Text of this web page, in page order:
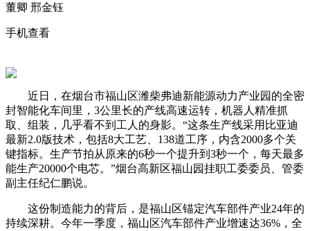
董卿 邢金钰
手机查看
近日，在烟台市福山区潍柴弗迪新能源动力产业园的全密
封智能化车间里，3公里长的产线高速运转，机器人精准抓
取、组装，几乎看不到工人的身影。“这条生产线采用比亚迪
最新2.0版技术，包括8大工艺、138道工序，内含2000多个关
键指标。生产节拍从原来的6秒一个提升到3秒一个，每天最多
能生产20000个电芯。”烟台高新区福山园挂职工委委员、管委
副主任纪仁鹏说。
这份制造能力的背后，是福山区锚定汽车部件产业24年的
持续深耕。今年一季度，福山区汽车部件产业增速达36%，全